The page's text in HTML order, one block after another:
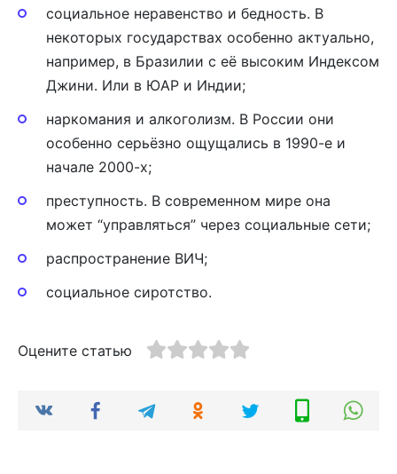
социальное неравенство и бедность. В
некоторых государствах особенно актуально,
например, в Бразилии с её высоким Индексом
Джини. Или в ЮАР и Индии;
наркомания и алкоголизм. В России они
особенно серьёзно ощущались в 1990-е и
начале 2000-х;
преступность. В современном мире она
может “управляться” через социальные сети;
распространение ВИЧ;
социальное сиротство.
Оцените статью